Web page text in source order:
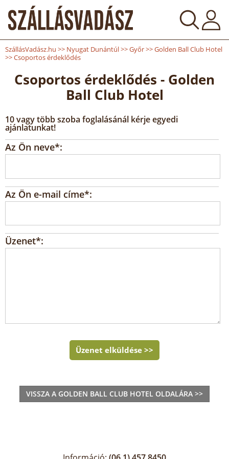
SzállásVadász.hu >> Nyugat Dunántúl>>Győr>>Golden Ball Club Hotel
>>Csoportos érdeklődés
Csoportos érdeklődés - Golden
Ball Club Hotel
10 vagy több szoba foglalásánál kérje egyedi
ajánlatunkat!
Az Ön neve*:
Az Ön e-mail címe*:
Üzenet*:
Üzenet elküldése >>
VISSZA A GOLDEN BALL CLUB HOTEL OLDALÁRA >>